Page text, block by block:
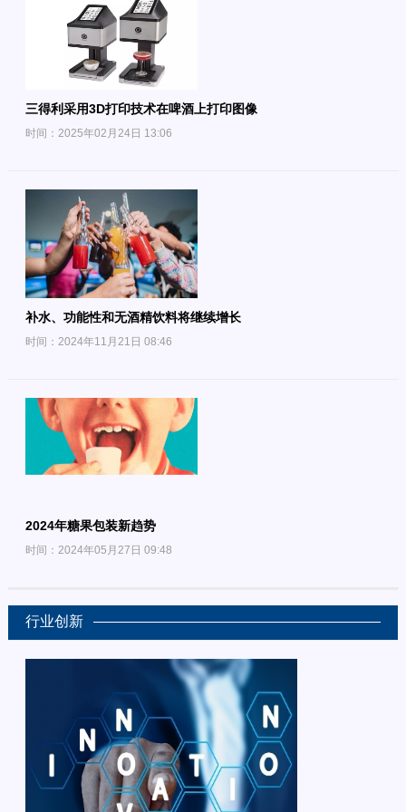
三得利采用3D打印技术在啤酒上打印图像
时间：2025年02月24日 13:06
补水、功能性和无酒精饮料将继续增长
时间：2024年11月21日 08:46
2024年糖果包装新趋势
时间：2024年05月27日 09:48
行业创新